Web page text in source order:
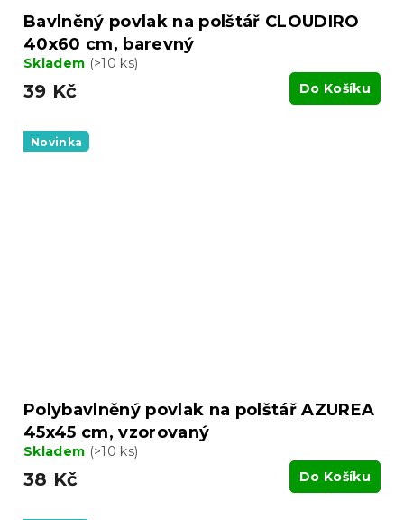
Bavlněný povlak na polštář CLOUDIRO
40x60 cm, barevný
Skladem (>10 ks)
39 Kč Do Košíku
Novinka
Polybavlněný povlak na polštář AZUREA
45x45 cm, vzorovaný
Skladem (>10 ks)
38 Kč Do Košíku